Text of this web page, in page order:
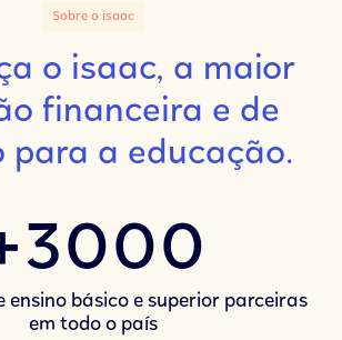
Sobre o isaac
o isaac, a maior
financeira e de
para a educação.
ensino básico e superior parceiras
em todo o país